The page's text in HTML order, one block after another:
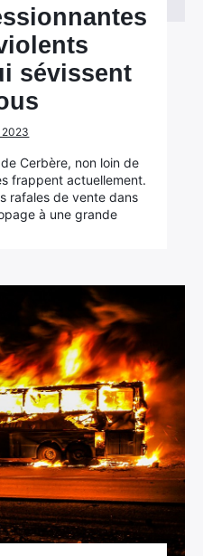
sévissent
2023
Cerbère, non loin de
frappent actuellement.
rafales de vente dans
à une grande